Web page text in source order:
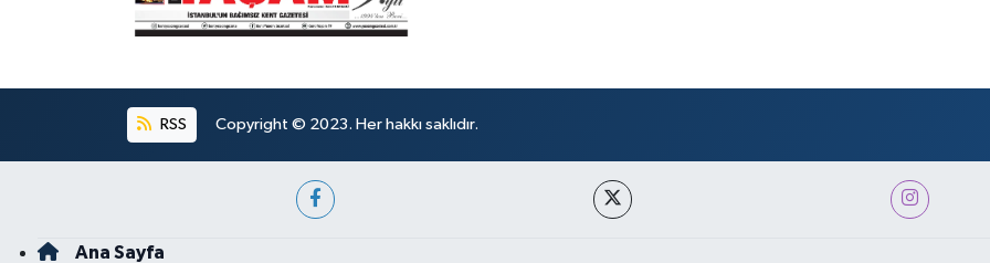
RSS Copyright © 2023. Her hakkı saklıdır.
Ana Sayfa